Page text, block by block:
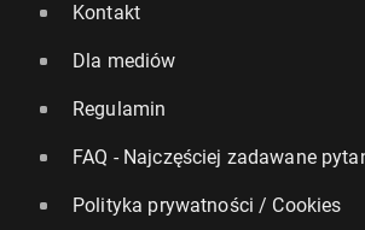
Kontakt
Dla mediów
Regulamin
FAQ - Najczęściej zadawane
Polityka prywatności / Cookies